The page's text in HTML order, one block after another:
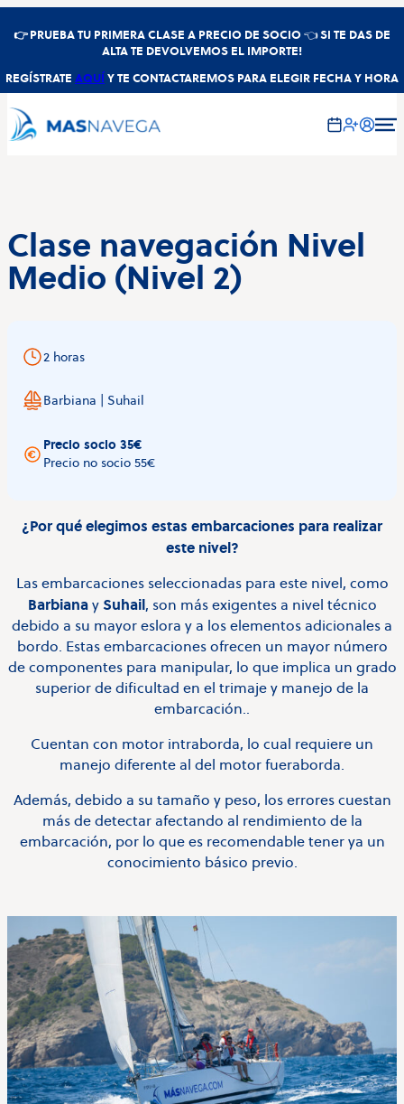
👉PRUEBA TU PRIMERA CLASE A PRECIO DE SOCIO👈SI TE DAS DE
ALTA TE DEVOLVEMOS EL IMPORTE!
REGÍSTRATE AQUÍY TE CONTACTAREMOS PARA ELEGIR FECHA Y HORA
Clase navegación Nivel
Medio (Nivel 2)
2 horas
Barbiana | Suhail
Precio socio 35€
Precio no socio 55€
¿Por qué elegimos estas embarcaciones para realizar
este nivel?
Las embarcaciones seleccionadas para este nivel, como
BarbianaySuhail, son más exigentes a nivel técnico
debido a su mayor eslora y a los elementos adicionales a
bordo. Estas embarcaciones ofrecen un mayor número
de componentes para manipular, lo que implica un grado
superior de dificultad en el trimaje y manejo de la
embarcación..
Cuentan con motor intraborda, lo cual requiere un
manejo diferente al del motor fueraborda.
Además, debido a su tamaño y peso, los errores cuestan
más de detectar afectando al rendimiento de la
embarcación, por lo que es recomendable tener ya un
conocimiento básico previo.